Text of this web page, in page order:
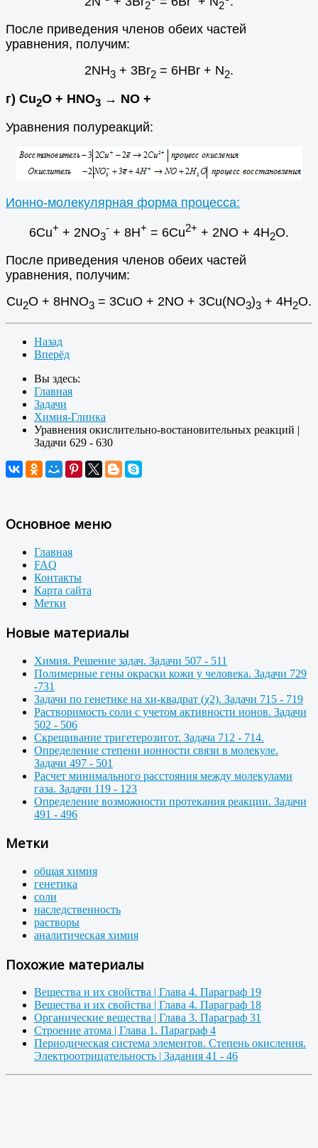
2 2
После приведения членов обеих частей
уравнения, получим:
2NH3 + 3Br2 = 6HBr + N2.
г) Cu2O + HNO3 → NO +
Уравнения полуреакций:
Ионно-молекулярная форма процесса:
6Cu+ + 2NO3
- + 8H+ = 6Cu2+ + 2NO + 4H2O.
После приведения членов обеих частей
уравнения, получим:
Cu2O + 8HNO3 = 3CuO + 2NO + 3Cu(NO3)3 + 4H2O.
Назад
Вперёд
Вы здесь:
Главная
Задачи
Химия-Глинка
Уравнения окислительно-востановительных реакций |
Задачи 629 - 630
Основное меню
Главная
FAQ
Контакты
Карта сайта
Метки
Новые материалы
Химия. Решение задач. Задачи 507 - 511
Полимерные гены окраски кожи у человека. Задачи 729
-731
Задачи по генетике на хи-квадрат (χ2). Задачи 715 - 719
Растворимость соли с учетом активности ионов. Задачи
502 - 506
Скрещивание тригетерозигот. Задача 712 - 714.
Определение степени ионности связи в молекуле.
Задачи 497 - 501
Расчет минимального расстояния между молекулами
газа. Задачи 119 - 123
Определение возможности протекания реакции. Задачи
491 - 496
Метки
общая химия
генетика
соли
наследственность
растворы
аналитическая химия
Похожие материалы
Вещества и их свойства | Глава 4. Параграф 19
Вещества и их свойства | Глава 4. Параграф 18
Органические вещества | Глава 3. Параграф 31
Строение атома | Глава 1. Параграф 4
Периодическая система элементов. Степень окисления.
Электроотрицательность | Задания 41 - 46